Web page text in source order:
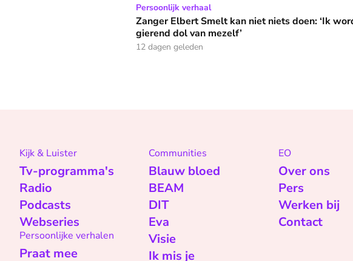
Zanger Elbert Smelt kan niet niets doen: ‘Ik word soms gierend
Persoonlijk verhaal
Zanger Elbert Smelt kan niet niets doen: ‘Ik
gierend dol van mezelf’
12 dagen geleden
Kijk & Luister
Tv-programma's
Radio
Podcasts
Webseries
Persoonlijke verhalen
Praat mee
Communities
Blauw bloed
BEAM
DIT
Eva
Visie
Ik mis je
EO
Over ons
Pers
Werken bij
Contact